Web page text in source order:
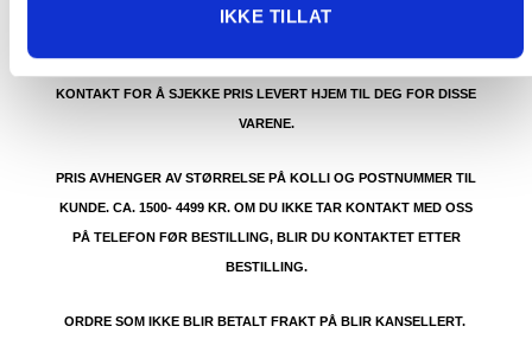
IKKE TILLAT
MED POSTNORD. (BOBLEBAD, LOKK , GRILL, PIZZAOVN OSV.) TA
KONTAKT FOR Å SJEKKE PRIS LEVERT HJEM TIL DEG FOR DISSE
VARENE.
PRIS AVHENGER AV STØRRELSE PÅ KOLLI OG POSTNUMMER TIL
KUNDE. CA. 1500- 4499 KR. OM DU IKKE TAR KONTAKT MED OSS
PÅ TELEFON FØR BESTILLING, BLIR DU KONTAKTET ETTER
BESTILLING.
ORDRE SOM IKKE BLIR BETALT FRAKT PÅ BLIR KANSELLERT.